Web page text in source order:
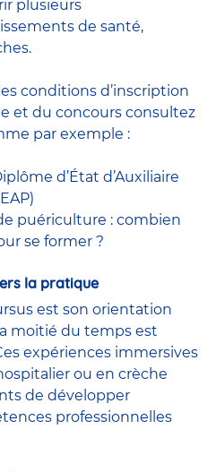
plusieurs
de santé,
conditions d’inscription
et du concours consultez
par exemple :
d’État d’Auxiliaire
puériculture : combien
se former ?
la pratique
est son orientation
moitié du temps est
expériences immersives
ou en crèche
de développer
professionnelles